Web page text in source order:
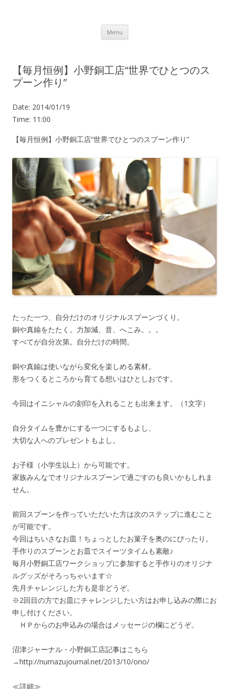
Menu Skip to content
【毎月恒例】小野銅工店“世界でひとつのス
プーン作り”
Date: 2014/01/19
Time: 11:00
【毎月恒例】小野銅工店“世界でひとつのスプーン作り”
たった一つ、自分だけのオリジナルスプーンづくり。
銅や真鍮をたたく。力加減、音、へこみ。。。
すべてが自分次第。自分だけの時間。
銅や真鍮は使いながら変化を楽しめる素材。
形をつくるところから育てる想いはひとしおです。
今回はイニシャルの刻印を入れることも出来ます。（1文字）
自分タイムを豊かにする一つにするもよし、
大切な人へのプレゼントもよし。
お子様（小学生以上）から可能です。
家族みんなでオリジナルスプーンで過ごすのも良いかもしれま
せん。
前回スプーンを作っていただいた方は次のステップに進むこと
が可能です。
今回はちいさなお皿！ちょっとしたお菓子を奥のにぴったり。
手作りのスプーンとお皿でスイーツタイムも素敵♪
毎月小野銅工店ワークショップに参加すると手作りのオリジナ
ルグッズがそろっちゃいます☆
先月チャレンジした方も是非どうぞ。
※2回目の方でお皿にチャレンジしたい方はお申し込みの際にお
申し付けください。
ＨＰからのお申込みの場合はメッセージの欄にどうぞ。
沼津ジャーナル・小野銅工店記事はこちら
→http://numazujournal.net/2013/10/ono/
≪詳細≫